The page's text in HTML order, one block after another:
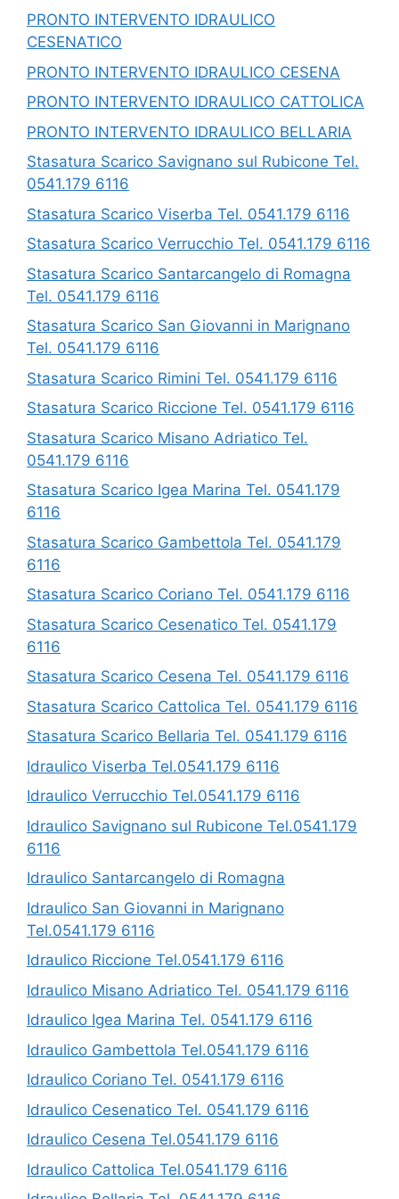
PRONTO INTERVENTO IDRAULICO
CESENATICO
PRONTO INTERVENTO IDRAULICO CESENA
PRONTO INTERVENTO IDRAULICO CATTOLICA
PRONTO INTERVENTO IDRAULICO BELLARIA
Stasatura Scarico Savignano sul Rubicone Tel.
0541.179 6116
Stasatura Scarico Viserba Tel. 0541.179 6116
Stasatura Scarico Verrucchio Tel. 0541.179 6116
Stasatura Scarico Santarcangelo di Romagna
Tel. 0541.179 6116
Stasatura Scarico San Giovanni in Marignano
Tel. 0541.179 6116
Stasatura Scarico Rimini Tel. 0541.179 6116
Stasatura Scarico Riccione Tel. 0541.179 6116
Stasatura Scarico Misano Adriatico Tel.
0541.179 6116
Stasatura Scarico Igea Marina Tel. 0541.179
6116
Stasatura Scarico Gambettola Tel. 0541.179
6116
Stasatura Scarico Coriano Tel. 0541.179 6116
Stasatura Scarico Cesenatico Tel. 0541.179
6116
Stasatura Scarico Cesena Tel. 0541.179 6116
Stasatura Scarico Cattolica Tel. 0541.179 6116
Stasatura Scarico Bellaria Tel. 0541.179 6116
Idraulico Viserba Tel.0541.179 6116
Idraulico Verrucchio Tel.0541.179 6116
Idraulico Savignano sul Rubicone Tel.0541.179
6116
Idraulico Santarcangelo di Romagna
Idraulico San Giovanni in Marignano
Tel.0541.179 6116
Idraulico Riccione Tel.0541.179 6116
Idraulico Misano Adriatico Tel. 0541.179 6116
Idraulico Igea Marina Tel. 0541.179 6116
Idraulico Gambettola Tel.0541.179 6116
Idraulico Coriano Tel. 0541.179 6116
Idraulico Cesenatico Tel. 0541.179 6116
Idraulico Cesena Tel.0541.179 6116
Idraulico Cattolica Tel.0541.179 6116